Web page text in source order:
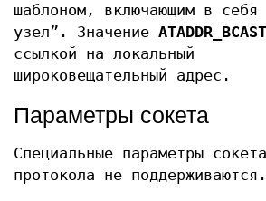
шаблоном, включающим в себя
узел”. Значение ATADDR_BCAST
ссылкой на локальный
широковещательный адрес.
Параметры сокета
Специальные параметры
протокола не поддерживаются.